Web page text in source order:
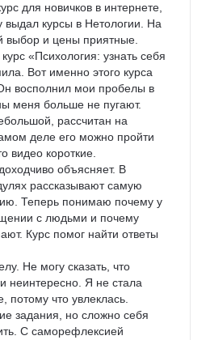
для новичков в интернете,
выдал курсы в Нетологии. На
выбор и цены приятные.
«Психология: узнать себя
Вот именно этого курса
восполнил мои пробелы в
меня больше не пугают.
рассчитан на
деле его можно пройти
видео короткие.
объясняет. В
рассказывают самую
Теперь понимаю почему у
с людьми и почему
Курс помог найти ответы
Не могу сказать, что
неинтересно. Я не стала
потому что увлеклась.
задания, но сложно себя
С саморефлексией